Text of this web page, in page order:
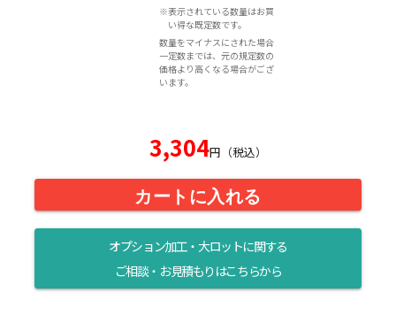
※表示されている数量はお買
い得な既定数です。
数量をマイナスにされた場合
一定数までは、元の規定数の
価格より高くなる場合がござ
います。
3,304円（税込）
カートに入れる
オプション加工・大ロットに関する
ご相談・お見積もりはこちらから